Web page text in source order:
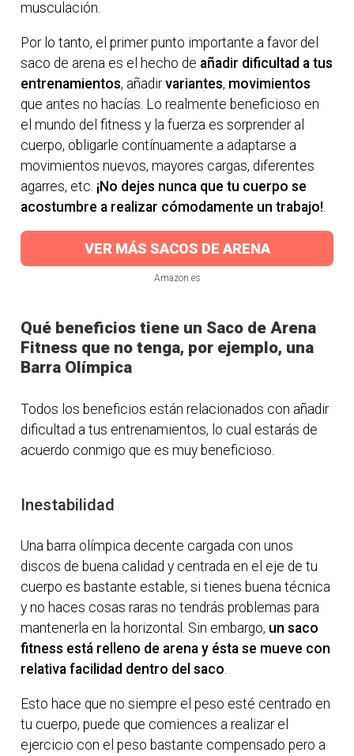
musculación.
Por lo tanto, el primer punto importante a favor del
saco de arena es el hecho de añadir dificultad a tus
entrenamientos, añadirvariantes, movimientos
que antes no hacías. Lo realmente beneficioso en
el mundo del fitness y la fuerza es sorprender al
cuerpo, obligarle contínuamente a adaptarse a
movimientos nuevos, mayores cargas, diferentes
agarres, etc. ¡No dejes nunca que tu cuerpo se
acostumbre a realizar cómodamente un trabajo!
VER MÁS SACOS DE ARENA
Amazon.es
Qué beneficios tiene un Saco de Arena
Fitness que no tenga, por ejemplo, una
Barra Olímpica
Todos los beneficios están relacionados con añadir
dificultad a tus entrenamientos, lo cual estarás de
acuerdo conmigo que es muy beneficioso.
Inestabilidad
Una barra olímpica decente cargada con unos
discos de buena calidad y centrada en el eje de tu
cuerpo es bastante estable, si tienes buena técnica
y no haces cosas raras no tendrás problemas para
mantenerla en la horizontal. Sin embargo, un saco
fitness está relleno de arena y ésta se mueve con
relativa facilidad dentro del saco.
Esto hace que no siempre el peso esté centrado en
tu cuerpo, puede que comiences a realizar el
ejercicio con el peso bastante compensado pero a